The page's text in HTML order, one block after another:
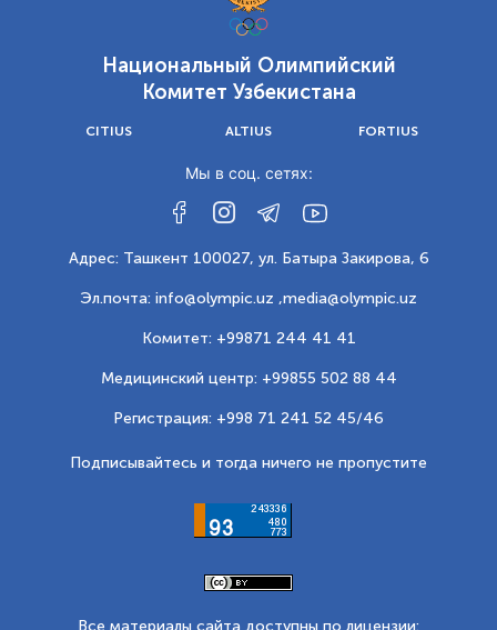
Национальный Олимпийский
Комитет Узбекистана
CITIUS ALTIUS FORTIUS
Мы в соц. сетях:
Адрес: Ташкент 100027, ул. Батыра Закирова, 6
Эл.почта: info@olympic.uz ,media@olympic.uz
Комитет: +99871 244 41 41
Медицинский центр: +99855 502 88 44
Регистрация: +998 71 241 52 45/46
Подписывайтесь и тогда ничего не пропустите
Все материалы сайта доступны по лицензии: